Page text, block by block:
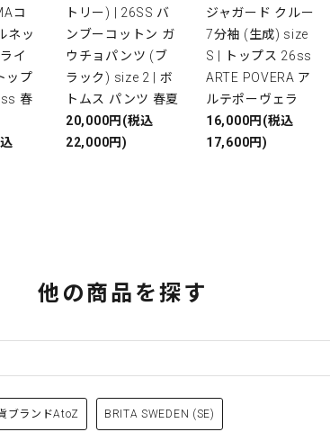
コ
ネッ
イ
ップ
春
トリー) | 26SS バ
ンブーコットン ガ
ウチョパンツ (ブ
ラック) size 2 | ボ
トムス パンツ 春夏
20,000円(税込
22,000円)
ジャガード クルー
7分袖 (生成) size
S | トップス 26ss
ARTE POVERA ア
ルテポーヴェラ
16,000円(税込
17,600円)
他の商品を探す
ブランドAtoZ BRITA SWEDEN (SE)